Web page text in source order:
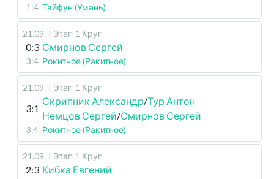
1:4 Тайфун (Умань)
21.09. I Этап 1 Круг
0:3 Смирнов Сергей
3:4 Рокитное (Ракитное)
21.09. I Этап 1 Круг
3:1
Скрипник Александр/Тур Антон
Немцов Сергей/Смирнов Сергей
3:4 Рокитное (Ракитное)
21.09. I Этап 1 Круг
2:3 Кибка Евгений